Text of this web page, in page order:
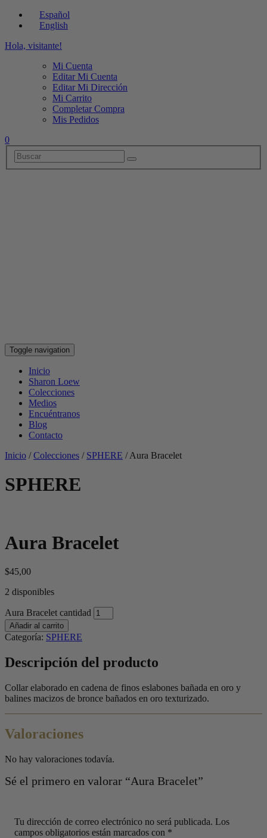
Español
English
Hola, visitante!
Mi Cuenta
Editar Mi Cuenta
Editar Mi Dirección
Mi Carrito
Completar Compra
Mis Pedidos
0
Toggle navigation
Inicio
Sharon Loew
Colecciones
Medios
Encuéntranos
Blog
Contacto
Inicio /Colecciones / SPHERE /Aura Bracelet
SPHERE
Aura Bracelet
$45,00
2 disponibles
Aura Bracelet cantidad
Añadir al carrito
Categoría: SPHERE
Descripción del producto
Collar elaborado en cadena de finos eslabones bañada en oro y
balines macizos de bronce bañados en oro texturizado.
Valoraciones
No hay valoraciones todavía.
Sé el primero en valorar “Aura Bracelet”
Tu dirección de correo electrónico no será publicada. Los
campos obligatorios están marcados con *